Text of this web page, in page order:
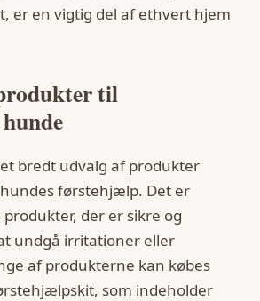
er en vigtig del af ethvert hjem
til
bredt udvalg af produkter
førstehjælp. Det er
der er sikre og
undgå irritationer eller
af produkterne kan købes
som indeholder